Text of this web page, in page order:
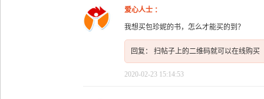
爱心人士 ：
我想买包珍妮的书，怎么才能买的到？
回复： 扫帖子上的二维码就可以在线购买
2020-02-23 15:14:53